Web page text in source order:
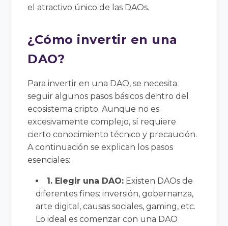
el atractivo único de las DAOs.
¿Cómo invertir en una
DAO?
Para invertir en una DAO, se necesita
seguir algunos pasos básicos dentro del
ecosistema cripto. Aunque no es
excesivamente complejo, sí requiere
cierto conocimiento técnico y precaución.
A continuación se explican los pasos
esenciales:
1. Elegir una DAO: Existen DAOs de
diferentes fines: inversión, gobernanza,
arte digital, causas sociales, gaming, etc.
Lo ideal es comenzar con una DAO